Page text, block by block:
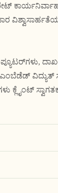
ವಿದ್ಯುತ್